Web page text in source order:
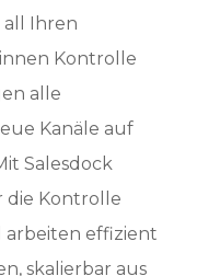
all Ihren
Kontrolle
alle
Kanäle auf
Salesdock
die Kontrolle
arbeiten effizient
skalierbar aus